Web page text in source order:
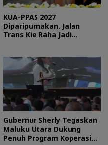
KUA-PPAS 2027
Diparipurnakan, Jalan
Trans Kie Raha Jadi
Gubernur Sherly Tegaskan
Maluku Utara Dukung
Penuh Program Koperasi